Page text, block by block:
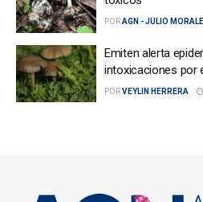
PORAGN - JULIO
Emiten alerta
intoxicaciones por
PORVEYLIN HERRERA